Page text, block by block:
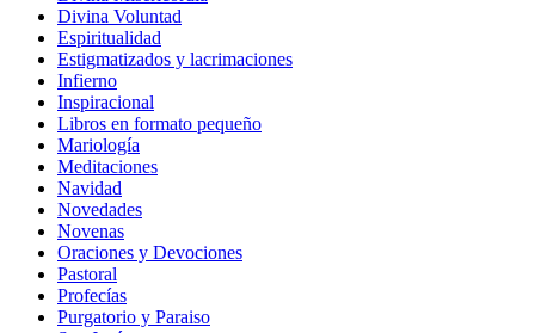
Divina Voluntad
Espiritualidad
Estigmatizados y lacrimaciones
Infierno
Inspiracional
Libros en formato pequeño
Mariología
Meditaciones
Navidad
Novedades
Novenas
Oraciones y Devociones
Pastoral
Profecías
Purgatorio y Paraiso